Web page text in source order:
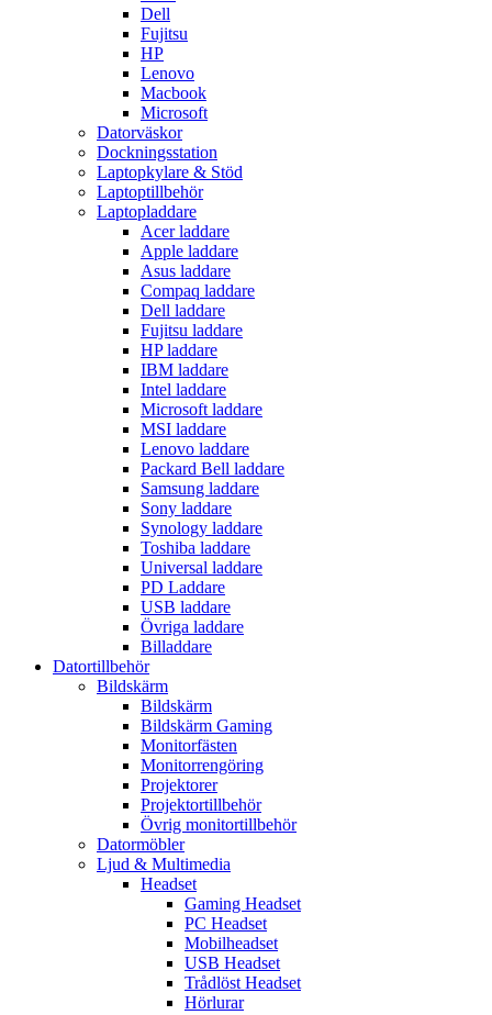
Dell
Fujitsu
HP
Lenovo
Macbook
Microsoft
Datorväskor
Dockningsstation
Laptopkylare & Stöd
Laptoptillbehör
Laptopladdare
Acer laddare
Apple laddare
Asus laddare
Compaq laddare
Dell laddare
Fujitsu laddare
HP laddare
IBM laddare
Intel laddare
Microsoft laddare
MSI laddare
Lenovo laddare
Packard Bell laddare
Samsung laddare
Sony laddare
Synology laddare
Toshiba laddare
Universal laddare
PD Laddare
USB laddare
Övriga laddare
Billaddare
Datortillbehör
Bildskärm
Bildskärm
Bildskärm Gaming
Monitorfästen
Monitorrengöring
Projektorer
Projektortillbehör
Övrig monitortillbehör
Datormöbler
Ljud & Multimedia
Headset
Gaming Headset
PC Headset
Mobilheadset
USB Headset
Trådlöst Headset
Hörlurar